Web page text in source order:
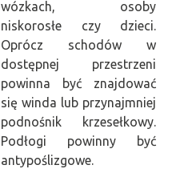
wózkach, osoby
niskorosłe czy dzieci.
Oprócz schodów w
dostępnej przestrzeni
powinna być znajdować
się winda lub przynajmniej
podnośnik krzesełkowy.
Podłogi powinny być
antypoślizgowe.